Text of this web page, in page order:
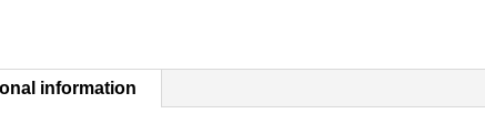
information